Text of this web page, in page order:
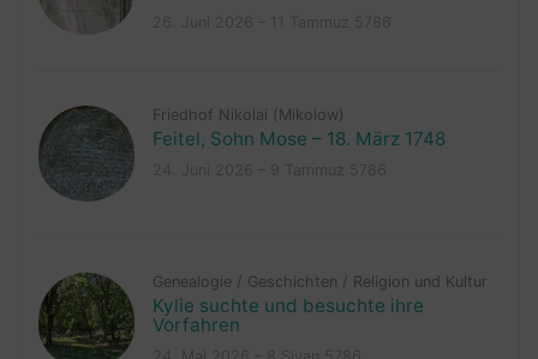
Friedhof Nikolai (Mikolow)
Feitel, Sohn Mose – 18. März 1748
Genealogie / Geschichten / Religion und Kultur
Kylie suchte und besuchte ihre
Vorfahren